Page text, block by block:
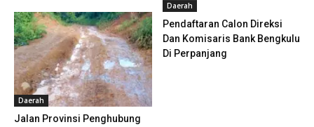
Daerah
Jalan Provinsi Penghubung
Daerah
Pendaftaran Calon Direksi
Dan Komisaris Bank Bengkulu
Di Perpanjang